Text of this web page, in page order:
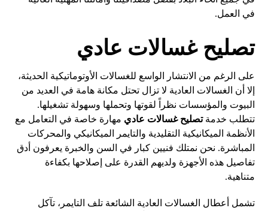
في العمل.
تصليح غسالات عادي
على الرغم من الانتشار الواسع للغسالات الأوتوماتيكية الحديثة،
إلا أن الغسالات العادية لا تزال تحتل مكانة هامة في العديد من
البيوت والمؤسسات نظراً لقوتها وتحملها وسهولة تشغيلها.
تتطلب خدمةتصليح غسالات عادي مهارة خاصة في التعامل مع
الأنظمة الميكانيكية التقليدية والتايمر الميكانيكي والمحركات
المباشرة. نحن نمتلك فنيين كبار في السن والخبرة يعرفون أدق
تفاصيل هذه الأجهزة ولديهم القدرة على إصلاحها بكفاءة
متناهية.
تشمل أعطال الغسالات العادية الشائعة تلف التايمر، تآكل